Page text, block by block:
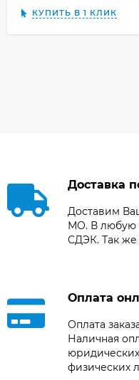
КУПИТЬ В 1 КЛИК
Доставка
Доставим
МО. В любую
СДЭК. Так же
Оплата
Оплата
Наличная
физических